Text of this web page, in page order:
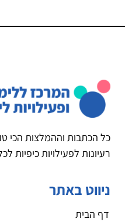
כל הכתבות וההמלצות הכי
רעיונות לפעילויות כיפיות
ניווט באתר
דף הבית